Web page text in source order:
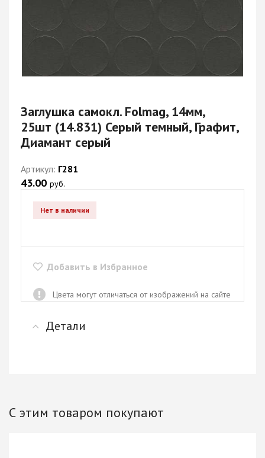
Заглушка самокл. Folmag, 14мм,
25шт (14.831) Серый темный, Графит,
Диамант серый
Артикул: Г281
43.00 руб.
Нет в наличии
Добавить в Избранное
Цвета могут отличаться от изображений на сайте
Детали
С этим товаром покупают